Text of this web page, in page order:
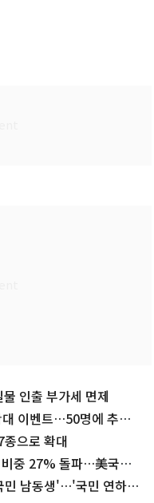
인출 부가세 면제
이벤트…50명에 추가
으로 확대
비중 27% 돌파…美국채
민 남동생'…'국민 연하